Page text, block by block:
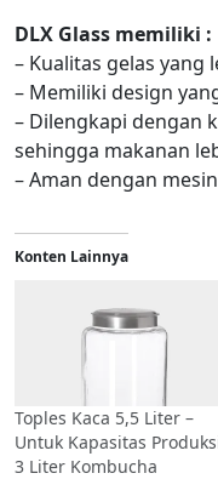
DLX Glass memiliki :
– Kualitas gelas
– Memiliki design
– Dilengkapi dengan
sehingga makanan
– Aman dengan
Konten Lainnya
Toples Kaca 5,5 Liter –
Untuk Kapasitas
3 Liter Kombucha